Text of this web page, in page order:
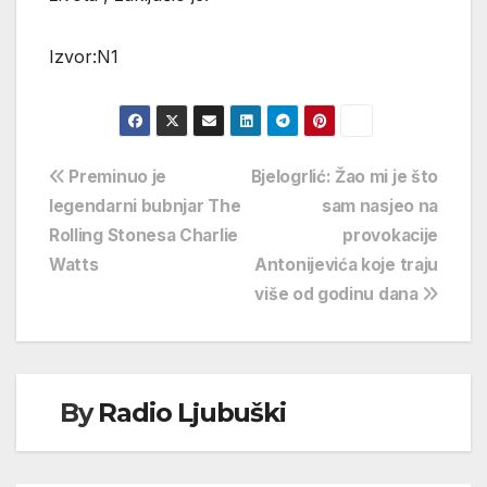
Izvor:N1
Navigacija
objava
Bjelogrlić: Žao mi je što
sam nasjeo na
provokacije
Antonijevića koje traju
više od godinu dana
Preminuo je
legendarni bubnjar The
Rolling Stonesa Charlie
Watts
ByRadio Ljubuški